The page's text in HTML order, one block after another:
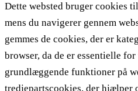
Dette websted bruger cookies
mens du navigerer gennem
gemmes de cookies, der er
browser, da de er essentielle
grundlæggende funktioner på
tredjepartscookies, der hjælper